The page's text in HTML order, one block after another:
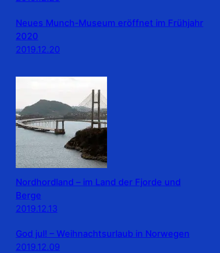
Neues Munch-Museum eröffnet im Frühjahr
2020
2019.12.20
Nordhordland – im Land der Fjorde und
Berge
2019.12.13
God jul! – Weihnachtsurlaub in Norwegen
2019.12.09